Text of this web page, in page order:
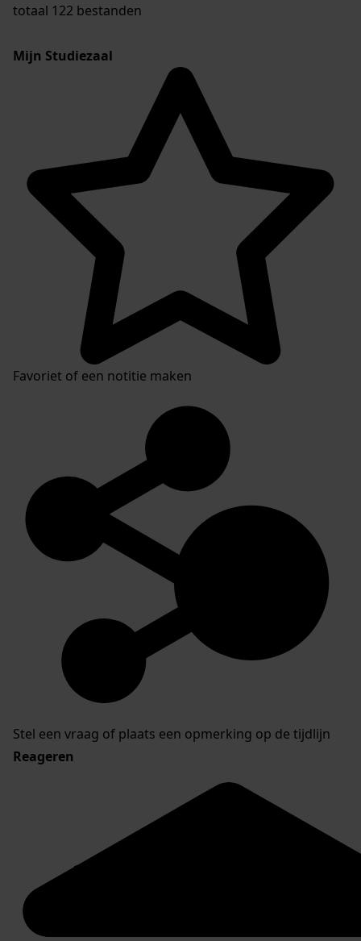
totaal 122 bestanden
Mijn Studiezaal
Favoriet of een notitie maken
Stel een vraag of plaats een opmerking op de tijdlijn
Reageren